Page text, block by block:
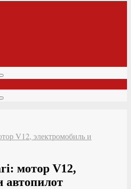
V12, электромобиль и
мотор V12,
автопилот